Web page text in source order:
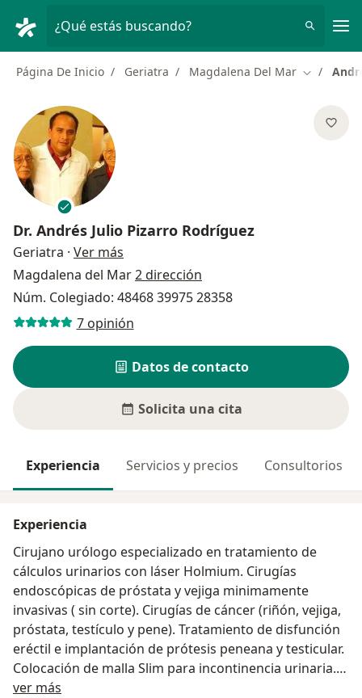
¿Qué estás buscando?
Página De Inicio Geriatra Magdalena Del Mar Cambiar
Dr. Andrés Julio Pizarro Rodríguez
Geriatra · Ver más
Magdalena del Mar2 dirección
Núm. Colegiado: 48468 39975 28358
7 opinión
Datos de contacto
Solicita una cita
Experiencia Servicios y precios Consultorios
Experiencia
Cirujano urólogo especializado en tratamiento de
cálculos urinarios con láser Holmium. Cirugías
endoscópicas de próstata y vejiga minimamente
invasivas ( sin corte). Cirugías de cáncer (riñón, vejiga,
próstata, testículo y pene). Tratamiento de disfunción
eréctil e implantación de prótesis peneana y testicular.
Colocación de malla Slim para incontinencia urinaria.
Biopsia (próstata, pene, testículo). Vasectomías,
ver más